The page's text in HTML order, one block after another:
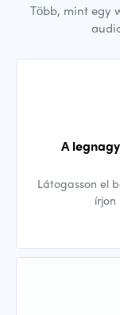
Több, mint egy
A
Látogasson el
írjon